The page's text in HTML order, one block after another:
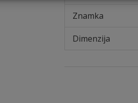
Znamka
Dimenzija